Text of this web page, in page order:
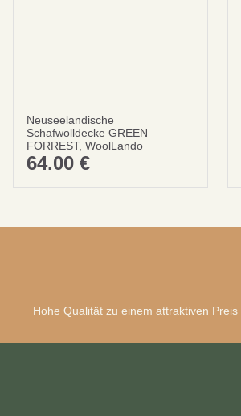
Neuseelandische
Schafwolldecke GREEN
FORREST, WoolLando
64.00 €
Hohe Qualität zu einem attraktiven Preis